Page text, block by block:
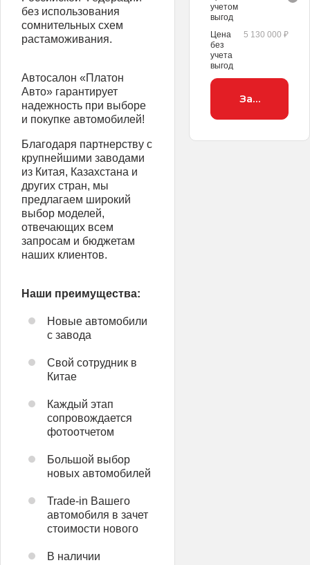
без использования
сомнительных схем
растаможивания.
Автосалон «Платон
Авто» гарантирует
надежность при выборе
и покупке автомобилей!
Благодаря партнерству с
крупнейшими заводами
из Китая, Казахстана и
других стран, мы
предлагаем широкий
выбор моделей,
отвечающих всем
запросам и бюджетам
наших клиентов.
Наши преимущества:
Новые автомобили
с завода
Свой сотрудник в
Китае
Каждый этап
сопровождается
фотоотчетом
Большой выбор
новых автомобилей
Trade-in Вашего
автомобиля в зачет
стоимости нового
В наличии
учетом
выгод
Цена
без
учета
выгод
5 130 000 ₽